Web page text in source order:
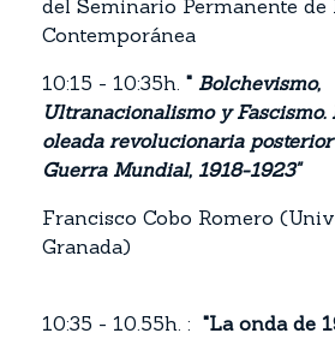
del Seminario Permanente de
Contemporánea
10:15 - 10:35h. " Bolchevismo,
Ultranacionalismo y Fascismo.
oleada revolucionaria
Guerra Mundial, 1918-1923"
Francisco Cobo Romero
Granada)
10:35 - 10.55h. : "La onda de